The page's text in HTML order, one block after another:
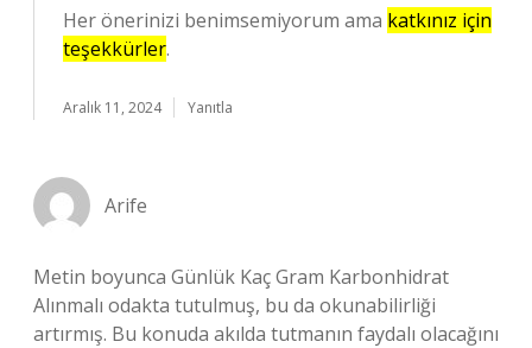
Her önerinizi benimsemiyorum ama katkınız için
teşekkürler.
Aralık 11, 2024 Yanıtla
Arife
Metin boyunca Günlük Kaç Gram Karbonhidrat
Alınmalı odakta tutulmuş, bu da okunabilirliği
artırmış. Bu konuda akılda tutmanın faydalı olacağını